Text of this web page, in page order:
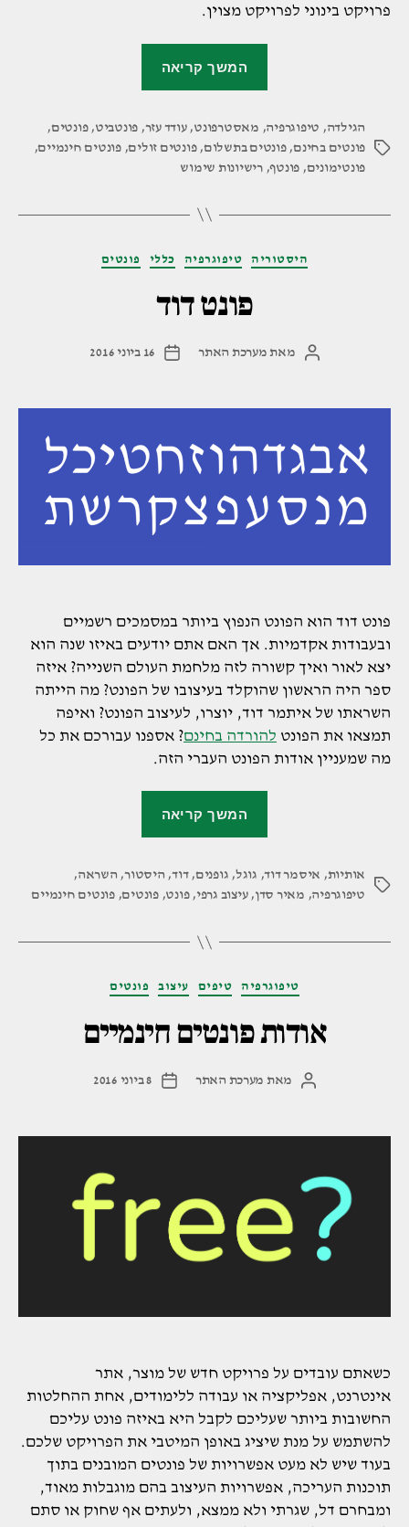
פרויקט בינוני לפרויקט מצוין.
המשך קריאה
פונטים
בתשלום
תגיות
הגילדה, טיפוגרפיה, מאסטרפונט,עודד עזר, פונטביט,פונטים,
פונטים בחינם,פונטים בתשלום,פונטים זולים,פונטים חינמיים,
פונטימונים, פונטף,רישיונות שימוש
קטגוריות היסטוריה טיפוגרפיה כללי פונטים
פונט דוד
המחבר
מאת מערכת האתר
תאריך
16 ביוני 2016
פונט דוד הוא הפונט הנפוץ ביותר במסמכים רשמיים
ובעבודות אקדמיות. אך האם אתם יודעים באיזו שנה הוא
יצא לאור ואיך קשורה לזה מלחמת העולם השנייה? איזה
ספר היה הראשון שהוקלד בעיצובו של הפונט? מה הייתה
השראתו של איתמר דוד, יוצרו, לעיצוב הפונט? ואיפה
תמצאו את הפונט להורדה בחינם? אספנו עבורכם את כל
מה שמעניין אודות הפונט העברי הזה.
המשך קריאה
תגיות
אותיות, איסמר דוד, גוגל, גופנים,דוד, היסטור, השראה,
טיפוגרפיה, מאיר סדן,עיצוב גרפי,פונט,פונטים,פונטים חינמיים
קטגוריות טיפוגרפיה טיפים עיצוב פונטים
אודות פונטים חינמיים
המחבר
מאת מערכת האתר
תאריך
8 ביוני 2016
כשאתם עובדים על פרויקט חדש של מוצר, אתר
אינטרנט, אפליקציה או עבודה ללימודים, אחת ההחלטות
החשובות ביותר שעליכם לקבל היא באיזה פונט עליכם
להשתמש על מנת שיציג באופן המיטבי את הפרויקט שלכם.
בעוד שיש לא מעט אפשרויות של פונטים המובנים בתוך
תוכנות העריכה, אפשרויות העיצוב בהם מוגבלות מאוד,
ומבחרם דל, שגרתי ולא ממצא, ולעתים אף שחוק או סתם